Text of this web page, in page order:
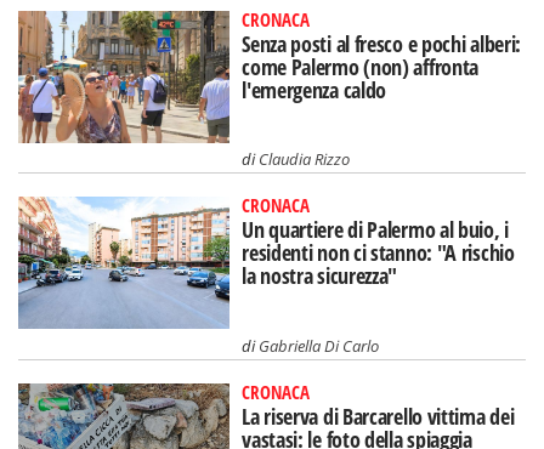
CRONACA
Senza posti al fresco e pochi alberi:
come Palermo (non) affronta
l'emergenza caldo
diClaudia Rizzo
CRONACA
Un quartiere di Palermo al buio, i
residenti non ci stanno: "A rischio
la nostra sicurezza"
diGabriella Di Carlo
CRONACA
La riserva di Barcarello vittima dei
vastasi: le foto della spiaggia